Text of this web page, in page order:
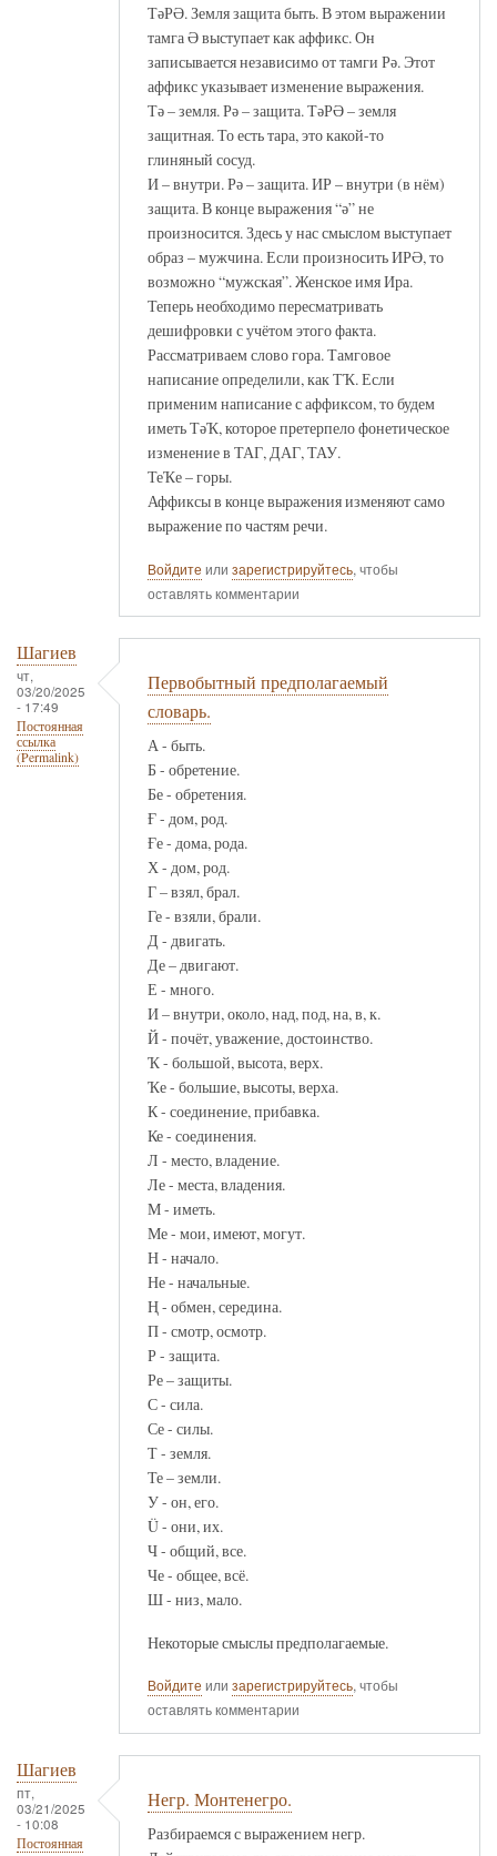
ТәРӘ. Земля защита быть. В этом выражении
тамга Ә выступает как аффикс. Он
записывается независимо от тамги Рә. Этот
аффикс указывает изменение выражения.
Тә – земля. Рә – защита. ТәРӘ – земля
защитная. То есть тара, это какой-то
глиняный сосуд.
И – внутри. Рә – защита. ИР – внутри (в нём)
защита. В конце выражения “ә” не
произносится. Здесь у нас смыслом выступает
образ – мужчина. Если произносить ИРӘ, то
возможно “мужская”. Женское имя Ира.
Теперь необходимо пересматривать
дешифровки с учётом этого факта.
Рассматриваем слово гора. Тамговое
написание определили, как ТҠ. Если
применим написание с аффиксом, то будем
иметь ТәҠ, которое претерпело фонетическое
изменение в ТАГ, ДАГ, ТАУ.
ТеҠе – горы.
Аффиксы в конце выражения изменяют само
выражение по частям речи.
Войдите или зарегистрируйтесь, чтобы
оставлять комментарии
Шагиев
чт,
03/20/2025
- 17:49
Постоянная
ссылка
(Permalink)
Первобытный предполагаемый
словарь.
А - быть.
Б - обретение.
Бе - обретения.
Ғ - дом, род.
Ғе - дома, рода.
Х - дом, род.
Г – взял, брал.
Ге - взяли, брали.
Д - двигать.
Де – двигают.
Е - много.
И – внутри, около, над, под, на, в, к.
Й - почёт, уважение, достоинство.
Ҡ - большой, высота, верх.
Ҡе - большие, высоты, верха.
К - соединение, прибавка.
Ке - соединения.
Л - место, владение.
Ле - места, владения.
М - иметь.
Ме - мои, имеют, могут.
Н - начало.
Не - начальные.
Ң - обмен, середина.
П - смотр, осмотр.
Р - защита.
Ре – защиты.
С - сила.
Се - силы.
Т - земля.
Те – земли.
У - он, его.
Ü - они, их.
Ч - общий, все.
Че - общее, всё.
Ш - низ, мало.
Некоторые смыслы предполагаемые.
Войдите или зарегистрируйтесь, чтобы
оставлять комментарии
Шагиев
пт,
03/21/2025
- 10:08
Постоянная
Негр. Монтенегро.
Разбираемся с выражением негр.